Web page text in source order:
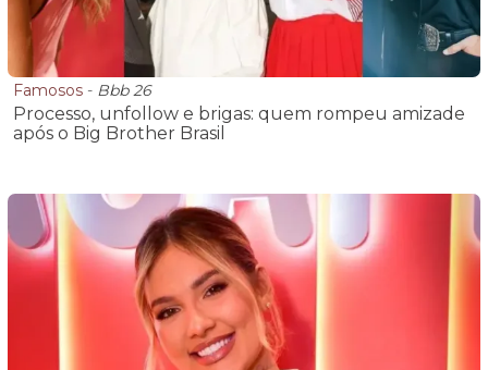
Famosos - Bbb 26
Processo, unfollow e brigas: quem rompeu amizade
após o Big Brother Brasil